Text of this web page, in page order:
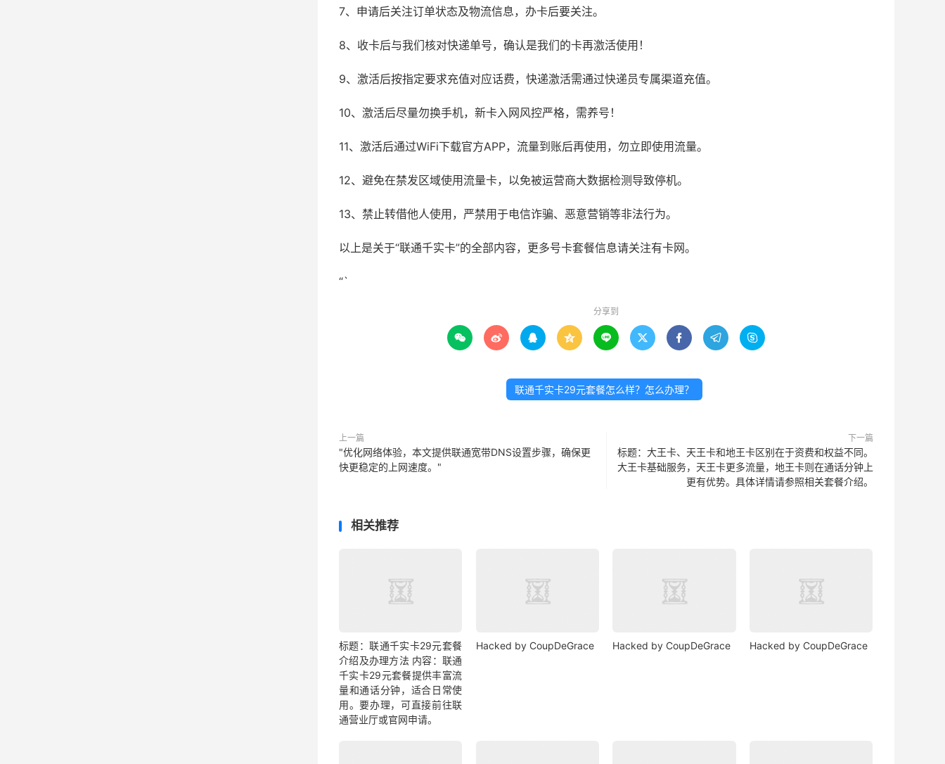
7、申请后关注订单状态及物流信息，办卡后要关注。
8、收卡后与我们核对快递单号，确认是我们的卡再激活使用！
9、激活后按指定要求充值对应话费，快递激活需通过快递员专属渠道充值。
10、激活后尽量勿换手机，新卡入网风控严格，需养号！
11、激活后通过WiFi下载官方APP，流量到账后再使用，勿立即使用流量。
12、避免在禁发区域使用流量卡，以免被运营商大数据检测导致停机。
13、禁止转借他人使用，严禁用于电信诈骗、恶意营销等非法行为。
以上是关于“联通千实卡”的全部内容，更多号卡套餐信息请关注有卡网。
“`
分享到
        
联通千实卡29元套餐怎么样？怎么办理？
上一篇
"优化网络体验，本文提供联通宽带DNS设置步骤，确保更
快更稳定的上网速度。"
下一篇
标题：大王卡、天王卡和地王卡区别在于资费和权益不同。
大王卡基础服务，天王卡更多流量，地王卡则在通话分钟上
更有优势。具体详情请参照相关套餐介绍。
相关推荐
标题：联通千实卡29元套餐
介绍及办理方法 内容：联通
千实卡29元套餐提供丰富流
量和通话分钟，适合日常使
用。要办理，可直接前往联
通营业厅或官网申请。
Hacked by CoupDeGrace Hacked by CoupDeGrace Hacked by CoupDeGrace